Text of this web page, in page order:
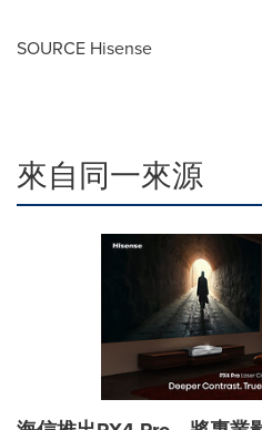
SOURCE Hisense
來自同一來源